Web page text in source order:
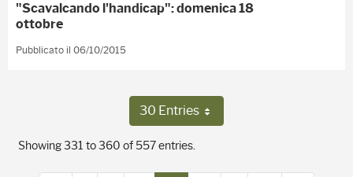
"Scavalcando l'handicap": domenica 18
ottobre
Pubblicato il 06/10/2015
30 EntriesPer Page
Showing 331 to 360 of 557 entries.